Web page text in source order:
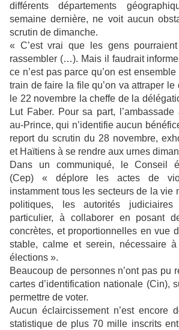
différents départements
semaine dernière, ne voit aucun
scrutin de dimanche.
« C’est vrai que les gens
rassembler (…). Mais il faudrait
ce n’est pas parce qu’on est
train de faire la file qu’on va attraper
le 22 novembre la cheffe de la
Lut Faber. Pour sa part,
au-Prince, qui n’identifie aucun
report du scrutin du 28 novembre,
et Haïtiens à se rendre aux urnes
Dans un communiqué, le Conseil
(Cep) « déplore les actes de
instamment tous les secteurs de la vie
politiques, les autorités
particulier, à collaborer en posant
concrètes, et proportionnelles en vue
stable, calme et serein, nécessaire à
élections ».
Beaucoup de personnes n’ont pas pu
cartes d’identification nationale (Cin),
permettre de voter.
Aucun éclaircissement n’est encore
statistique de plus 70 mille inscrits